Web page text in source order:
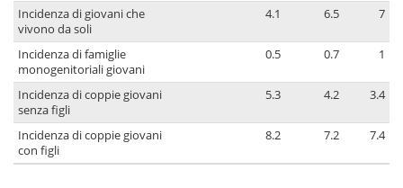
Incidenza di giovani che
vivono da soli
4.1 6.5 7
Incidenza di famiglie
monogenitoriali giovani
0.5 0.7 1
Incidenza di coppie giovani
senza figli
5.3 4.2 3.4
Incidenza di coppie giovani
con figli
8.2 7.2 7.4